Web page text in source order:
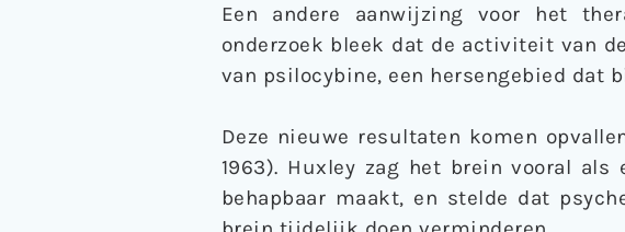
Een andere aanwijzing voor het
onderzoek bleek dat de activiteit van
van psilocybine, een hersengebied
Deze nieuwe resultaten komen
1963). Huxley zag het brein vooral
behapbaar maakt, en stelde dat